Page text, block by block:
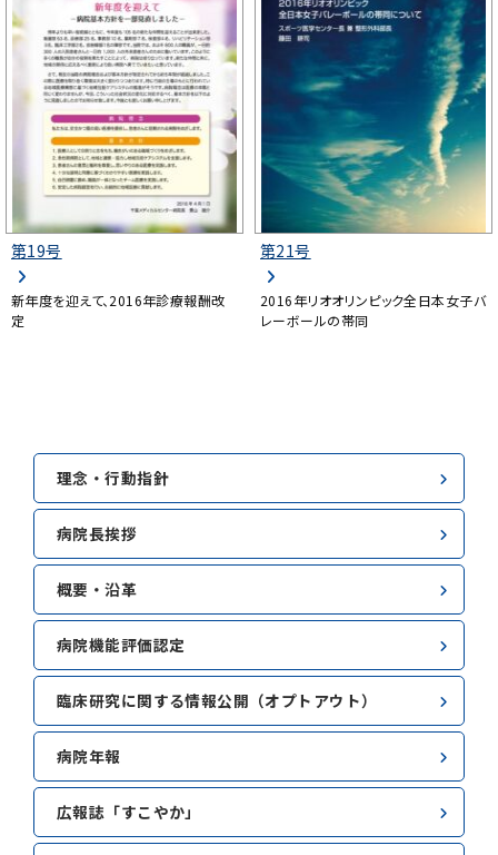
第19号
新年度を迎えて、2016年診療報酬改
定
第21号
2016年リオオリンピック全日本女子バ
レーボールの帯同
理念・行動指針
病院長挨拶
概要・沿革
病院機能評価認定
臨床研究に関する情報公開（オプトアウト）
病院年報
広報誌「すこやか」